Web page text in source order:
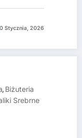
Stycznia, 2026
, Biżuteria
Srebrne